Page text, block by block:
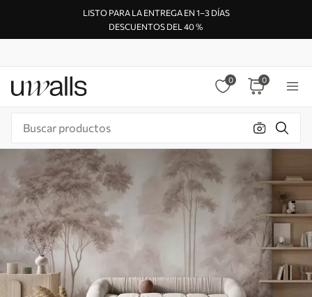
LISTO PARA LA ENTREGA EN 1–3 DÍAS
DESCUENTOS DEL 40 %
0 0